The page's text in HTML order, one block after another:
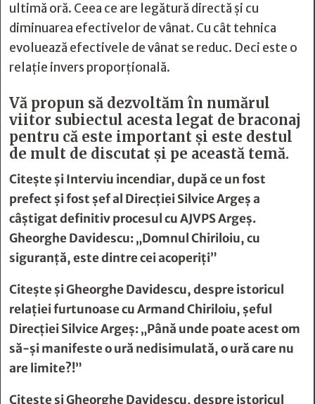
ultimă oră. Ceea ce are legătură directă și cu
diminuarea efectivelor de vânat. Cu cât tehnica
evoluează efectivele de vânat se reduc. Deci este o
relație invers proporțională.
Vă propun să dezvoltăm în numărul
viitor subiectul acesta legat de braconaj
pentru că este important și este destul
de mult de discutat și pe această temă.
Citește șiInterviu incendiar, după ce un fost
prefect şi fost şef al Direcţiei Silvice Argeş a
câştigat definitiv procesul cu AJVPS Argeş.
Gheorghe Davidescu: „Domnul Chiriloiu, cu
siguranţă, este dintre cei acoperiţi”
Citește șiGheorghe Davidescu, despre istoricul
relaţiei furtunoase cu Armand Chiriloiu, şeful
Direcţiei Silvice Argeş: „Până unde poate acest om
să-şi manifeste o ură nedisimulată, o ură care nu
are limite?!”
Citește șiGheorghe Davidescu, despre istoricul